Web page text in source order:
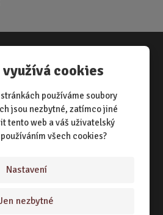
cookies
používáme soubory
jsou nezbytné, zatímco jiné
tento web a váš uživatelský
všech cookies?
Nastavení
nezbytné
o nákupu
RÁDCE
ODESLÁNÍ ZBOŽÍ
DORUČENÍ
PODMÍNKY
Zajímá Vás